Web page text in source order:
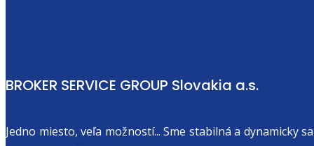
BROKER SERVICE GROUP Slovakia a.s.
Jedno miesto, veľa možností... Sme stabilná a